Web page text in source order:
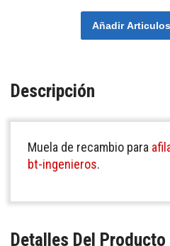
Añadir
Descripción
Muela de recambio para
bt-ingenieros.
Detalles Del Producto